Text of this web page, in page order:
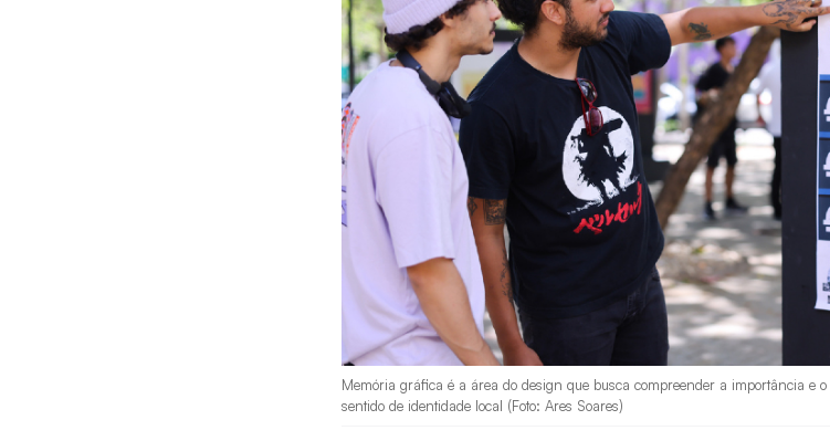
Memória gráfica é a área do design que busca compreender a importância e
sentido de identidade local (Foto: Ares Soares)